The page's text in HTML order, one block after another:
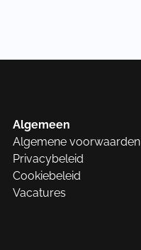
Algemeen
Algemene voorwaarden
Privacybeleid
Cookiebeleid
Vacatures